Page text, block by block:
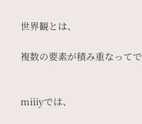
世界観とは、
複数の要素が積み重なってで
miiiyでは、